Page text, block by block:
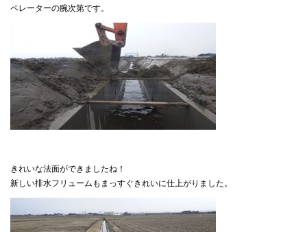
ペレーターの腕次第です。
きれいな法面ができましたね！
新しい排水フリュームもまっすぐきれいに仕上がりました。